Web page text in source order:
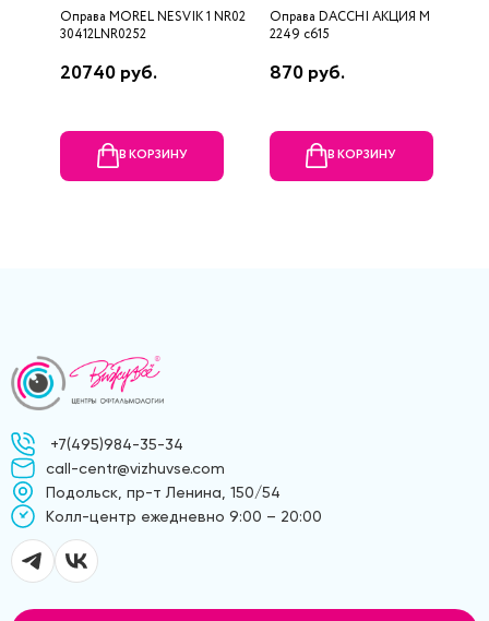
Оправа MOREL NESVIK 1 NR02
30412LNR0252
20740 руб.
В КОРЗИНУ
Оправа DACCHI АКЦИЯ М
2249 c615
870 руб.
В КОРЗИНУ
+7(495)984-35-34
call-centr@vizhuvse.com
Подольск, пр-т Ленина, 150/54
Kолл-центр ежедневно 9:00 – 20:00